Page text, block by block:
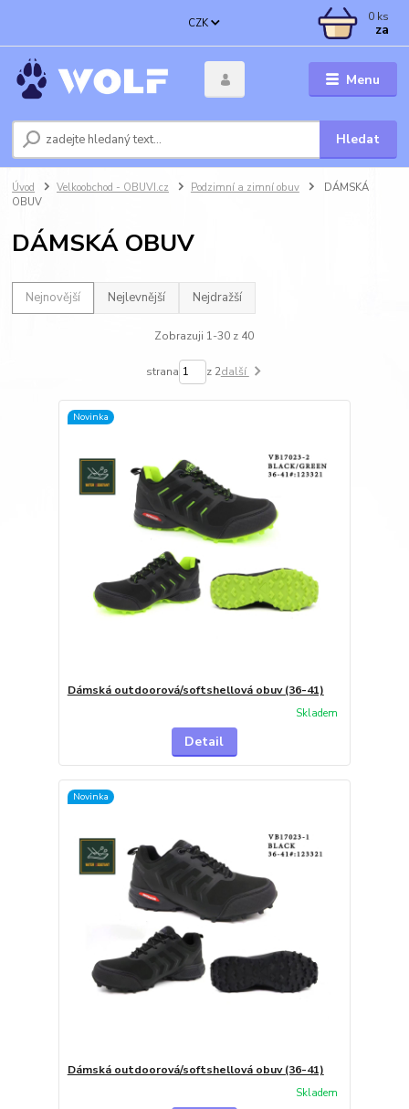
Menu
CZK
Hledat
0 ks
za
Úvod Velkoobchod - OBUVI.cz Podzimní a zimní obuv
DÁMSKÁ
OBUV
DÁMSKÁ OBUV
Nejnovější Nejlevnější Nejdražší
Zobrazuji 1-30 z 40
strana z 2další
Novinka
Dámská outdoorová/softshellová obuv (36-41)
Skladem
Detail
Novinka
Dámská outdoorová/softshellová obuv (36-41)
Skladem